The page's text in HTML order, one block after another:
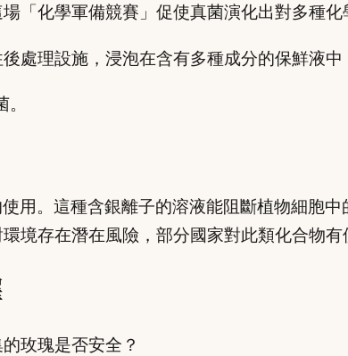
「化學軍備競賽」促使真菌演化出對多種化
處理設施，浸泡在含有多種成分的保鮮液中
用。這種含銀離子的溶液能阻斷植物細胞
境存在潛在風險，部分國家對此類化合物有
玫瑰是否安全？